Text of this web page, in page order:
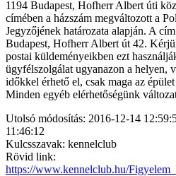
1194 Budapest, Hofherr Albert úti
címében a házszám megváltozott a
Jegyzőjének határozata alapján. A
Budapest, Hofherr Albert út 42.
postai küldeményeikben ezt
ügyfélszolgálat ugyanazon a helyen,
időkkel érhető el, csak maga az
Minden egyéb elérhetőségünk
Utolsó módosítás: 2016-12-14
11:46:12
Kulcsszavak: kennelclub
Rövid link:
https://www.kennelclub.hu/